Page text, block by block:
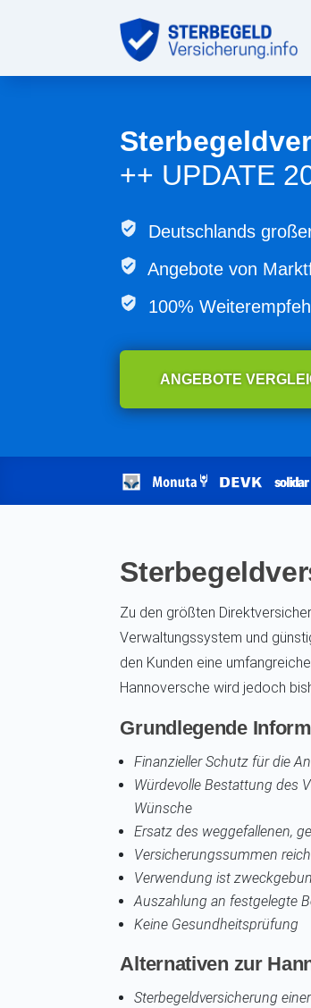
++ UPDATE
Deutschlands
Angebote von
100%
ANGEBOTE
Zu den größten
Verwaltungssystem und
den Kunden eine
Hannoversche wird jedoch
Grundlegende
Finanzieller Schutz für die
Würdevolle Bestattung des
Wünsche
Ersatz des weggefallenen,
Versicherungssummen
Verwendung ist
Auszahlung an festgelegte
Keine Gesundheitsprüfung
Alternativen zur
Sterbegeldversicherung